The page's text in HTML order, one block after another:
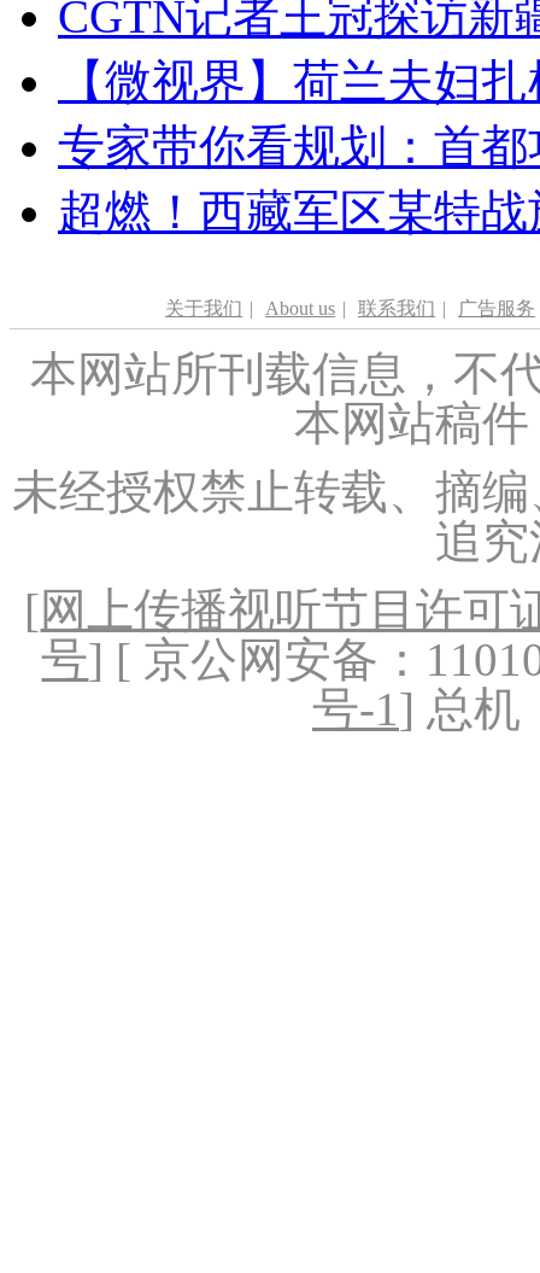
CGTN记者王冠探访新
【微视界】荷兰夫妇
专家带你看规划：首
超燃！西藏军区某特
关于我们 | About us | 联系我们 | 广告服务
本网站所刊载信息，不
本网站稿
未经授权禁止转载、摘
追
[网上传播视听节目许可
号] [ 京公网安备：
号-1] 总机